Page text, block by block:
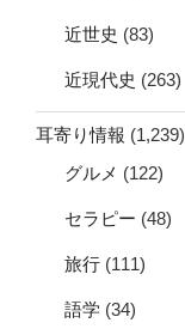
近世史 (83)
近現代史 (263)
耳寄り情報 (1,239)
グルメ (122)
セラピー (48)
旅行 (111)
語学 (34)